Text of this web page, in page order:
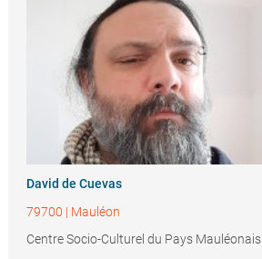
David de Cuevas
79700 | Mauléon
Centre Socio-Culturel du Pays Mauléonais